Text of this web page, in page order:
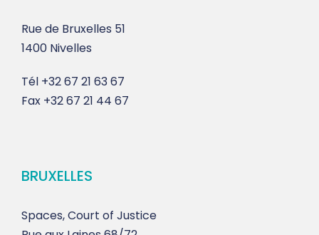
Rue de Bruxelles 51
1400 Nivelles
Tél +32 67 21 63 67
Fax +32 67 21 44 67
BRUXELLES
Spaces, Court of Justice